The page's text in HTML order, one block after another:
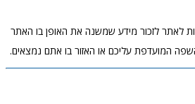
לאתר לזכור מידע שמשנה את האופן בו האתר
המועדפת עליכם או האזור בו אתם נמצאים.